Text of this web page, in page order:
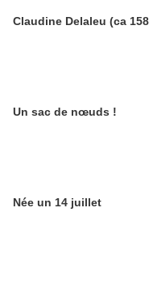
Claudine Delaleu (ca
Un sac de nœuds !
Née un 14 juillet